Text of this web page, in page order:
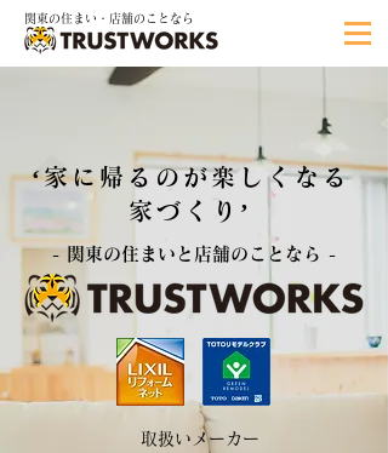
関東の住まい・店舗のことなら
​‘家に帰るのが楽しくなる
家づくり’
- 関東の住まいと店舗のことなら -
取扱いメーカー